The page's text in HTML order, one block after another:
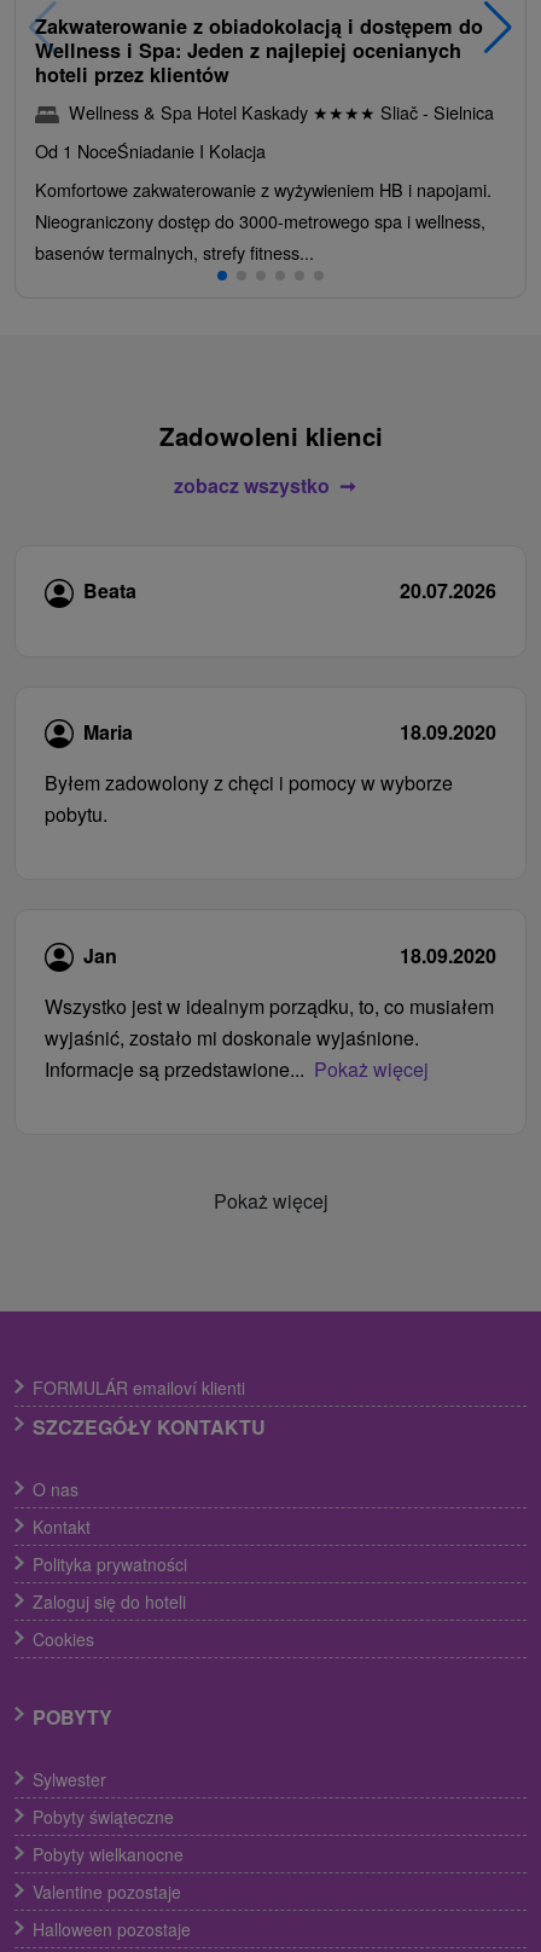
Zakwaterowanie z obiadokolacją i dostępem do
Wellness i Spa: Jeden z najlepiej ocenianych
hoteli przez klientów
Wellness & Spa Hotel Kaskady ★★★★ Sliač - Sielnica
Od 1 NoceŚniadanie I Kolacja
Komfortowe zakwaterowanie z wyżywieniem HB i napojami.
Nieograniczony dostęp do 3000-metrowego spa i wellness,
basenów termalnych, strefy fitness...
Zadowoleni klienci
zobacz wszystko
Beata 20.07.2026
Maria
18.09.2020
Byłem zadowolony z chęci i pomocy w wyborze
pobytu.
Jan
18.09.2020
Wszystko jest w idealnym porządku, to, co musiałem
wyjaśnić, zostało mi doskonale wyjaśnione.
Informacje są przedstawione... Pokaż więcej
Pokaż więcej
FORMULÁR emailoví klienti
SZCZEGÓŁY KONTAKTU
O nas
Kontakt
Polityka prywatności
Zaloguj się do hoteli
Cookies
POBYTY
Sylwester
Pobyty świąteczne
Pobyty wielkanocne
Valentine pozostaje
Halloween pozostaje